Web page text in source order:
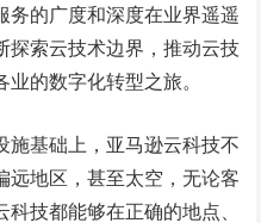
务的广度和深度在业界遥遥
探索云技术边界，推动云技
的数字化转型之旅。
施基础上，亚马逊云科技不
远地区，甚至太空，无论客
技都能够在正确的地点、